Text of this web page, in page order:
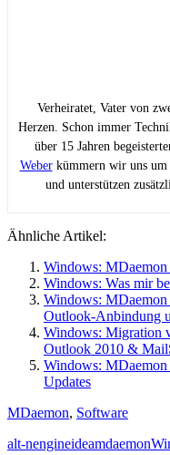
Verheiratet, Vater von
Herzen. Schon immer
über 15 Jahren
Weberkümmern wir uns um
und unterstützen
Ähnliche Artikel:
Windows:
Windows: Was mir
Windows:
Outlook-Anbindung
Windows: Migration
Outlook 2010 &
Windows: MDaemon
Updates
MDaemon, Software
alt-nengineideamdaemon